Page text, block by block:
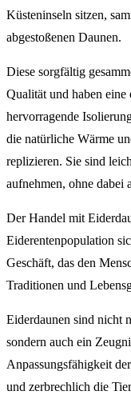
Küsteninseln sitzen,
abgestoßenen Daunen.
Diese sorgfältig
Qualität und haben
hervorragende
die natürliche Wärme
replizieren. Sie sind
aufnehmen, ohne dabei
Der Handel mit
Eiderentenpopulation
Geschäft, das den
Traditionen und
Eiderdaunen sind nicht
sondern auch ein
Anpassungsfähigkeit
und zerbrechlich die